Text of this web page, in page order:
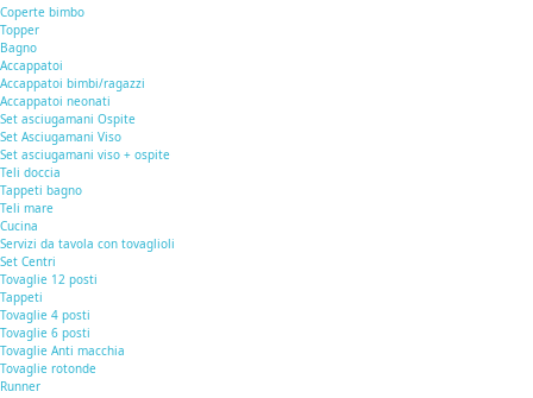
Coperte bimbo
Topper
Bagno
Accappatoi
Accappatoi bimbi/ragazzi
Accappatoi neonati
Set asciugamani Ospite
Set Asciugamani Viso
Set asciugamani viso + ospite
Teli doccia
Tappeti bagno
Teli mare
Cucina
Servizi da tavola con tovaglioli
Set Centri
Tovaglie 12 posti
Tappeti
Tovaglie 4 posti
Tovaglie 6 posti
Tovaglie Anti macchia
Tovaglie rotonde
Runner